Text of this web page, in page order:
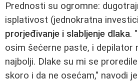
Prednosti su ogromne:
isplativost (jednokratna
prorjeđivanje i slabljenje dlaka.
osim šećerne paste, i depilator
najbolji. Dlake su mi se
skoro i da ne osećam," navodi